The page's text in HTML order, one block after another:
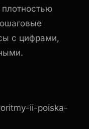
с цифрами,
ii-poiska-